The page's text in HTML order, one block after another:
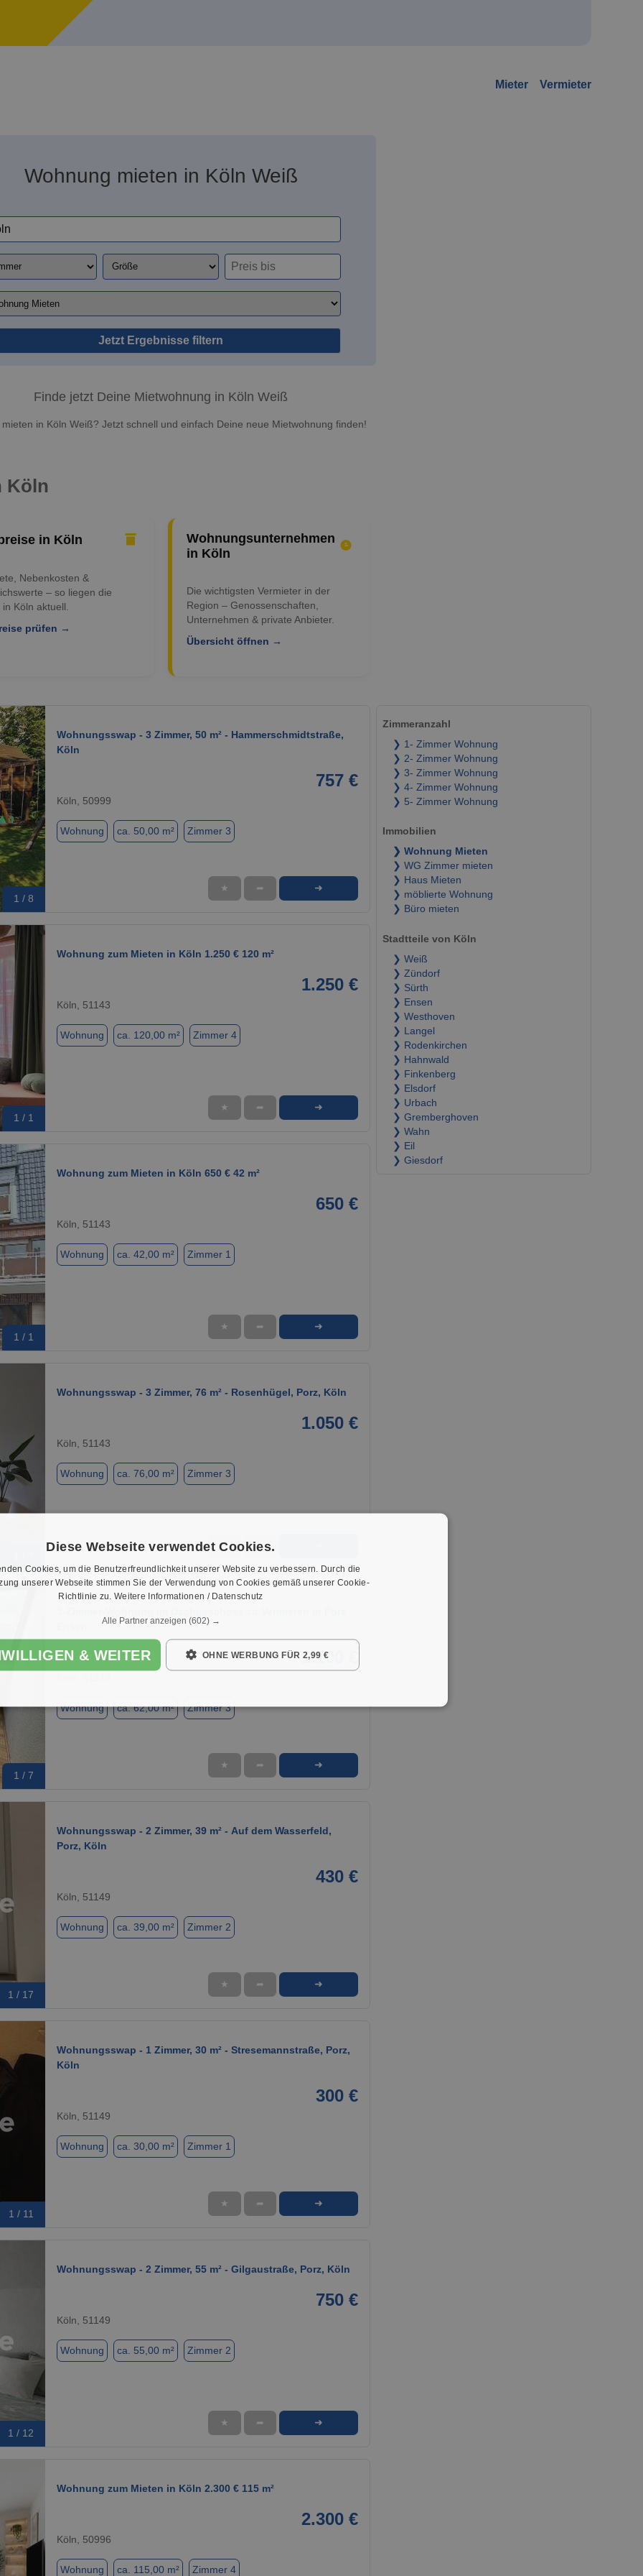
Mieter Vermieter
Wohnung mieten in Köln Weiß
Jetzt Ergebnisse filtern
Finde jetzt Deine Mietwohnung in Köln Weiß
in Köln Weiß? Jetzt schnell und einfach Deine neue Mietwohnung finden!
Köln
in Köln
Nebenkosten &
– so liegen die
Köln aktuell.
prüfen →
Wohnungsunternehmen
in Köln
Die wichtigsten Vermieter in der
Region – Genossenschaften,
Unternehmen & private Anbieter.
Übersicht öffnen →
1 / 8
Wohnungsswap - 3 Zimmer, 50 m² - Hammerschmidtstraße,
Köln
757 €
Köln, 50999
Wohnung ca. 50,00 m² Zimmer 3
★ ➦ ➜
1 / 1
Wohnung zum Mieten in Köln 1.250 € 120 m²
1.250 €
Köln, 51143
Wohnung ca. 120,00 m² Zimmer 4
★ ➦ ➜
1 / 1
Wohnung zum Mieten in Köln 650 € 42 m²
650 €
Köln, 51143
Wohnung ca. 42,00 m² Zimmer 1
★ ➦ ➜
Wohnungsswap - 3 Zimmer, 76 m² - Rosenhügel, Porz, Köln
1.050 €
Köln, 51143
Wohnung ca. 76,00 m² Zimmer 3
★ ➦
1 / 7
1.100 €
Wohnung ca. 62,00 m² Zimmer 3
★ ➦ ➜
1 / 17
Wohnungsswap - 2 Zimmer, 39 m² - Auf dem Wasserfeld,
Porz, Köln
430 €
Köln, 51149
Wohnung ca. 39,00 m² Zimmer 2
★ ➦ ➜
1 / 11
Wohnungsswap - 1 Zimmer, 30 m² - Stresemannstraße, Porz,
Köln
300 €
Köln, 51149
Wohnung ca. 30,00 m² Zimmer 1
★ ➦ ➜
1 / 12
Wohnungsswap - 2 Zimmer, 55 m² - Gilgaustraße, Porz, Köln
750 €
Köln, 51149
Wohnung ca. 55,00 m² Zimmer 2
★ ➦ ➜
Wohnung zum Mieten in Köln 2.300 € 115 m²
2.300 €
Köln, 50996
Wohnung ca. 115,00 m² Zimmer 4
Zimmeranzahl
❯ 1- Zimmer Wohnung
❯ 2- Zimmer Wohnung
❯ 3- Zimmer Wohnung
❯ 4- Zimmer Wohnung
❯ 5- Zimmer Wohnung
Immobilien
❯ Wohnung Mieten
❯ WG Zimmer mieten
❯ Haus Mieten
❯ möblierte Wohnung
❯ Büro mieten
Stadtteile von Köln
❯ Weiß
❯ Zündorf
❯ Sürth
❯ Ensen
❯ Westhoven
❯ Langel
❯ Rodenkirchen
❯ Hahnwald
❯ Finkenberg
❯ Elsdorf
❯ Urbach
❯ Gremberghoven
❯ Wahn
❯ Eil
❯ Giesdorf
Diese Webseite verwendet Cookies.
Cookies, um die Benutzerfreundlichkeit unserer Website zu verbessern. Durch die
unserer Webseite stimmen Sie der Verwendung von Cookies gemäß unserer Cookie-
Richtlinie zu. Weitere Informationen / Datenschutz
Alle Partner anzeigen (602) →
& WEITER OHNE WERBUNG FÜR 2,99 €